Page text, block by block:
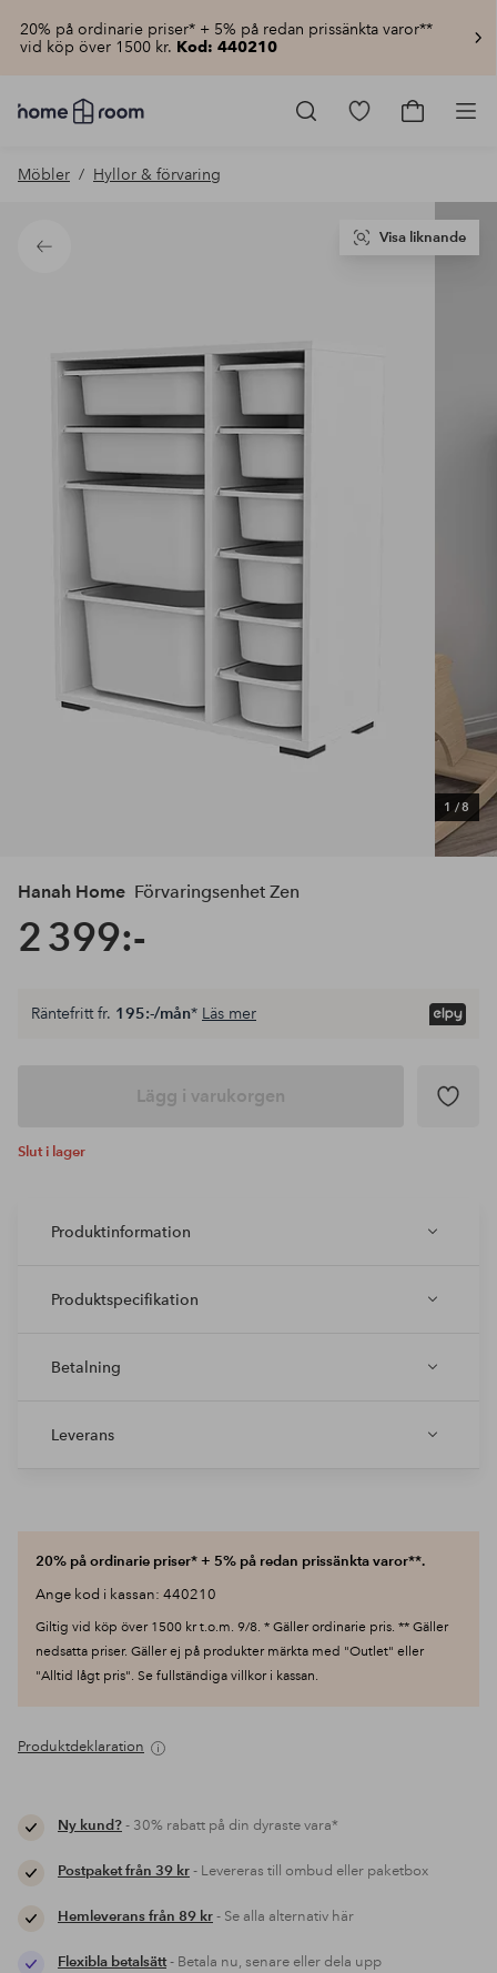
20% på ordinarie priser* + 5% på redan prissänkta varor**
vid köp över 1500 kr. Kod: 440210
Homeroom
–
hemmet
pris
Gå
Gå
Möbler Hyllor & förvaring
Tillbaka
1 /8
Visa liknande
Hanah Home Förvaringsenhet Zen
2 399:-
Räntefritt fr. 195:-/mån* Läs mer
Lägg i varukorgen
Slut i lager
Produktinformation
Produktspecifikation
Betalning
Leverans
20% på ordinarie priser* + 5% på redan prissänkta varor**.
Ange kod i kassan: 440210
Giltig vid köp över 1500 kr t.o.m. 9/8. * Gäller ordinarie pris. ** Gäller
nedsatta priser. Gäller ej på produkter märkta med "Outlet" eller
"Alltid lågt pris". Se fullständiga villkor i kassan.
Produktdeklaration
Ny kund?- 30% rabatt på din dyraste vara*
Postpaket från 39 kr- Levereras till ombud eller paketbox
Hemleverans från 89 kr- Se alla alternativ här
Flexibla betalsätt- Betala nu, senare eller dela upp